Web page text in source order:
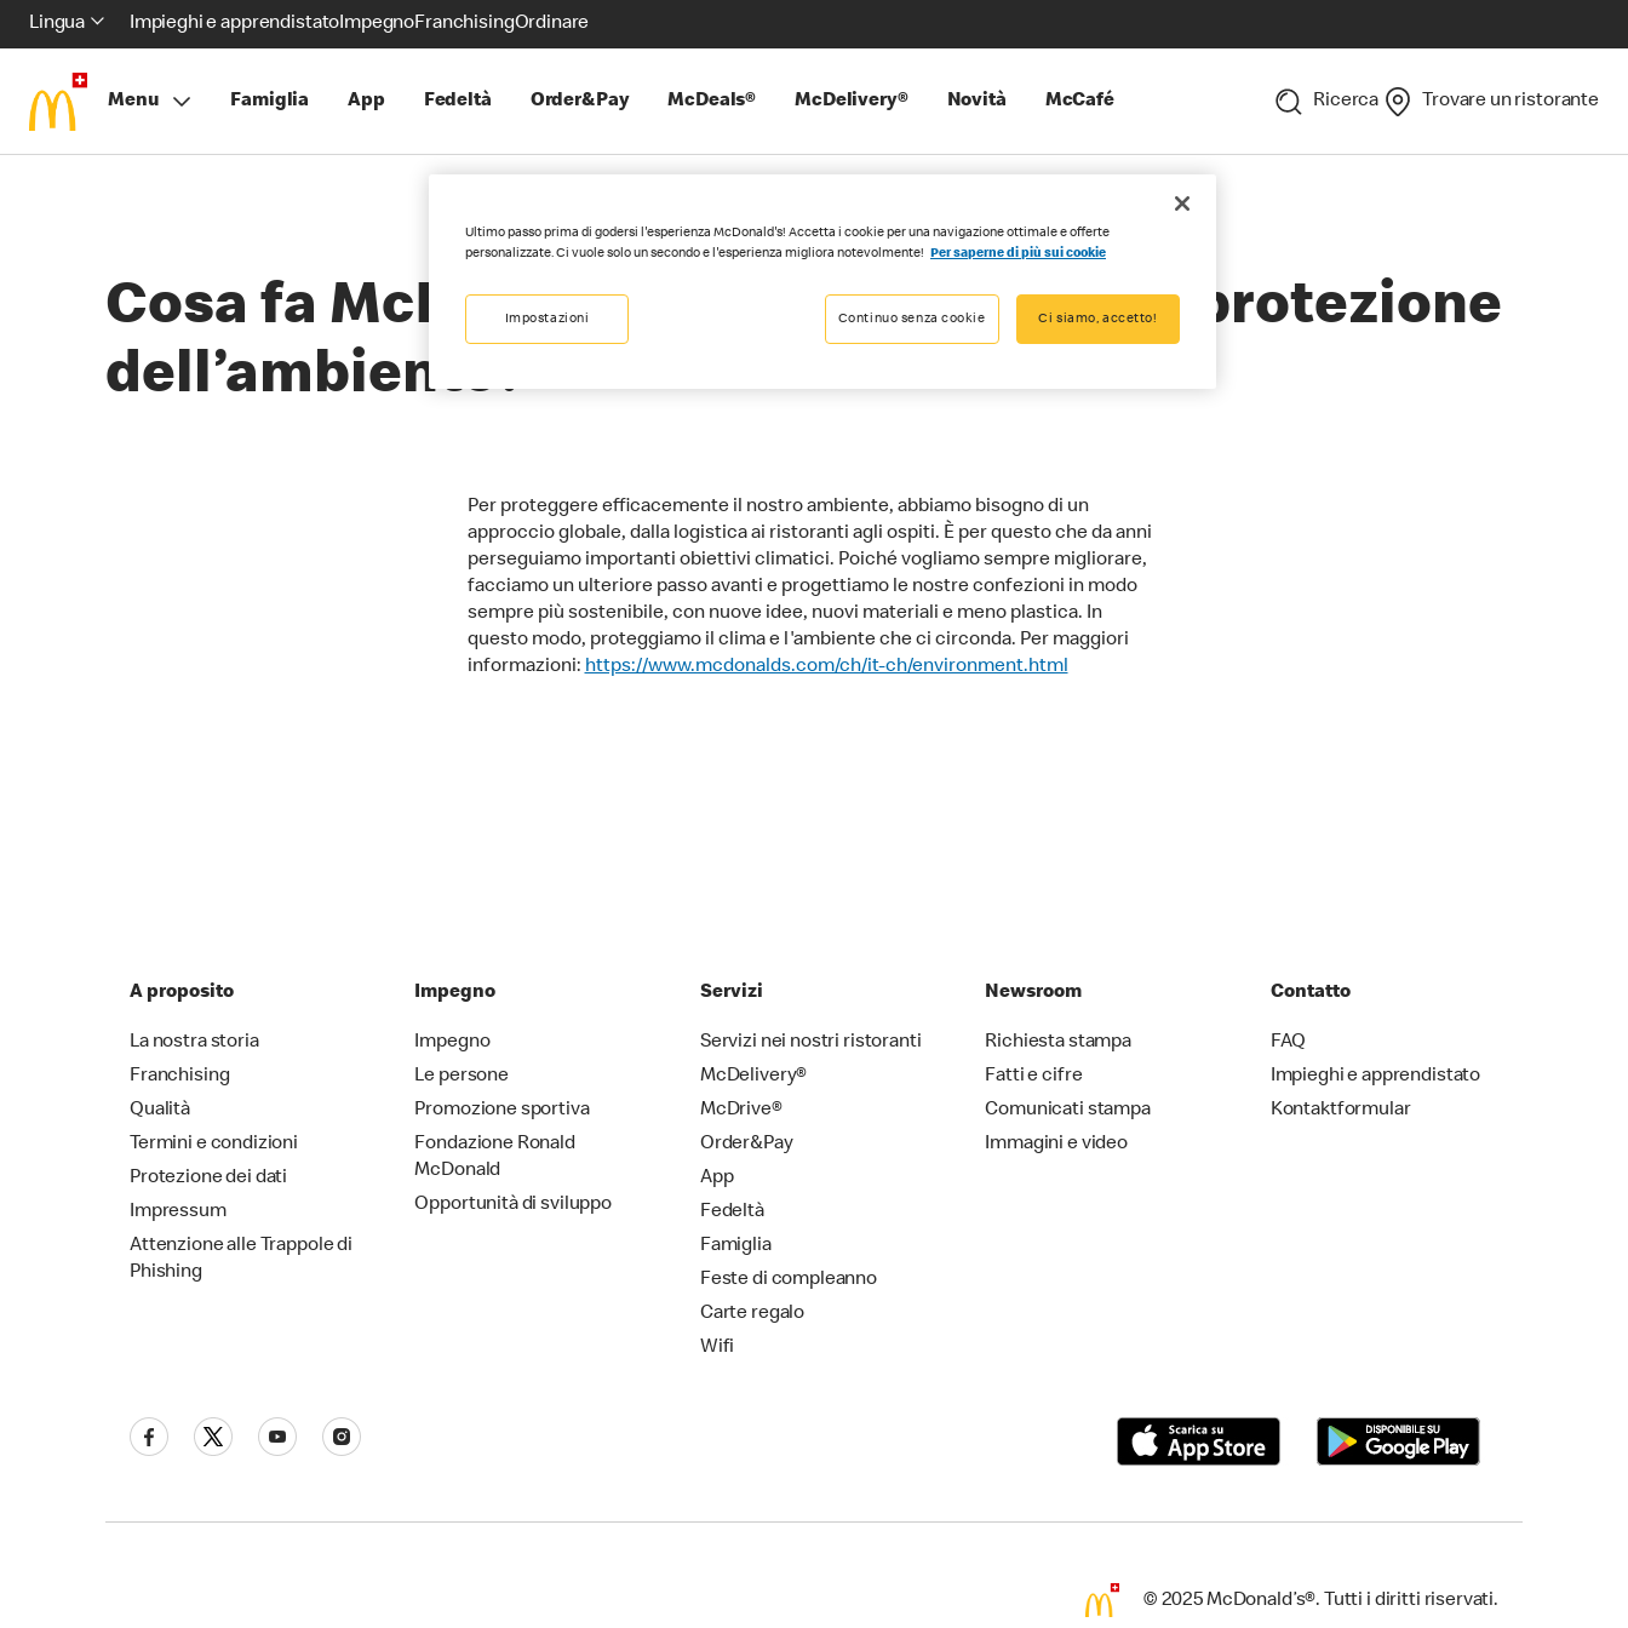
Lingua Impieghi e apprendistatoImpegnoFranchisingOrdinare
Menu Famiglia App Fedeltà Order&Pay McDeals® McDelivery® Novità McCafé Ricerca Trovare un ristorante
Cosa fa McDonald’s® nell’ambito della protezione
dell’ambiente?
Per proteggere efficacemente il nostro ambiente, abbiamo bisogno di un
approccio globale, dalla logistica ai ristoranti agli ospiti. È per questo che da anni
perseguiamo importanti obiettivi climatici. Poiché vogliamo sempre migliorare,
facciamo un ulteriore passo avanti e progettiamo le nostre confezioni in modo
sempre più sostenibile, con nuove idee, nuovi materiali e meno plastica. In
questo modo, proteggiamo il clima e l'ambiente che ci circonda. Per maggiori
informazioni: https://www.mcdonalds.com/ch/it-ch/environment.html
A proposito
La nostra storia
Franchising
Qualità
Termini e condizioni
Protezione dei dati
Impressum
Attenzione alle Trappole di
Phishing
Impegno
Impegno
Le persone
Promozione sportiva
Fondazione Ronald
McDonald
Opportunità di sviluppo
Servizi
Servizi nei nostri ristoranti
McDelivery®
McDrive®
Order&Pay
App
Fedeltà
Famiglia
Feste di compleanno
Carte regalo
Wifi
Newsroom
Richiesta stampa
Fatti e cifre
Comunicati stampa
Immagini e video
Contatto
FAQ
Impieghi e apprendistato
Kontaktformular
© 2025 McDonald’s®. Tutti i diritti riservati.
Ultimo passo prima di godersi l'esperienza McDonald's! Accetta i cookie per una navigazione ottimale e offerte
personalizzate. Ci vuole solo un secondo e l'esperienza migliora notevolmente!
Per saperne di più sui cookie
Impostazioni Continuo senza cookie Ci siamo, accetto!